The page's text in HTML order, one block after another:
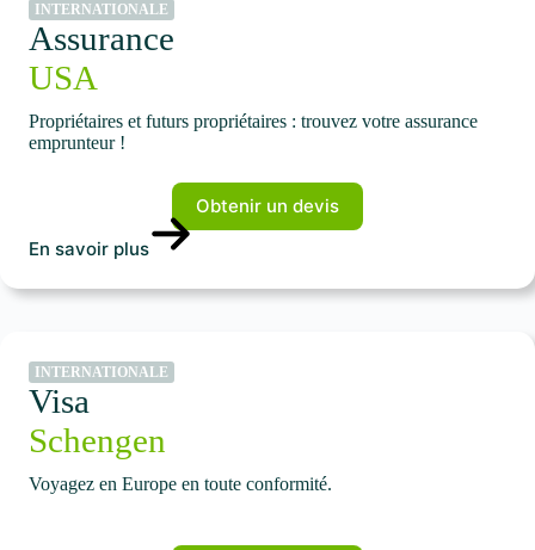
INTERNATIONALE
Assurance
USA
Propriétaires et futurs propriétaires : trouvez votre assurance
emprunteur !
Obtenir un devis
En savoir plus
INTERNATIONALE
Visa
Schengen
Voyagez en Europe en toute conformité.